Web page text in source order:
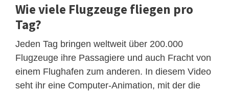
Wie viele Flugzeuge fliegen pro
Tag?
Jeden Tag bringen weltweit über 200.000
Flugzeuge ihre Passagiere und auch Fracht von
einem Flughafen zum anderen. In diesem Video
seht ihr eine Computer-Animation, mit der die